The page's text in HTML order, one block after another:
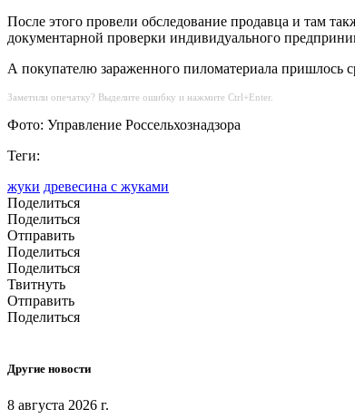
После этого провели обследование продавца и там
документарной проверки индивидуального
А покупателю зараженного пиломатериала пришлось
Заметили опечатку? Выделите ошибку и нажмите Ctrl+Enter.
Фото: Управление Россельхознадзора
Теги:
жуки древесина с жуками
Поделиться
Поделиться
Отправить
Поделиться
Поделиться
Твитнуть
Отправить
Поделиться
Другие новости
8 августа 2026 г.